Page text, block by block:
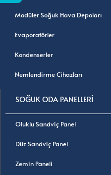
Modüler Soğuk Hava Depoları
Evaporatörler
Kondenserler
Nemlendirme Cihazları
SOĞUK ODA PANELLERİ
Oluklu Sandviç Panel
Düz Sandviç Panel
Zemin Paneli